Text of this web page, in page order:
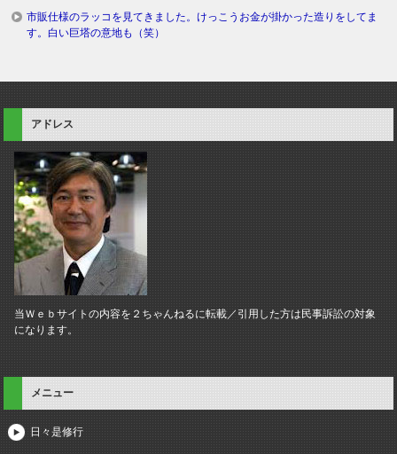
市販仕様のラッコを見てきました。けっこうお金が掛かった造りをしてま
す。白い巨塔の意地も（笑）
アドレス
当Ｗｅｂサイトの内容を２ちゃんねるに転載／引用した方は民事訴訟の対象
になります。
メニュー
日々是修行